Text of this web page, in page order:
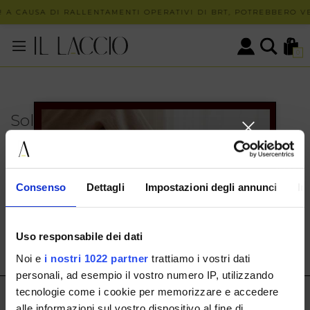
Consenso Dettagli Impostazioni degli annunci
Uso responsabile dei dati
Noi e i nostri 1022 partner trattiamo i vostri dati
personali, ad esempio il vostro numero IP, utilizzando
tecnologie come i cookie per memorizzare e accedere
A CAUSA DI RALLENTAMENTI OPERATIVI DI BRT, POTREBBERO
0
Solo in negozio
PUOI TROVARE QUESTO ARTICOLO SOLO PRESSO I
NOSTRI PUNTI VENDITA:
customerservice@illaccio.it
IL LACCIO